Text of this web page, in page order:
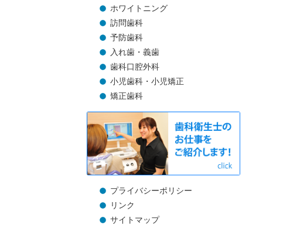
ホワイトニング
訪問歯科
予防歯科
入れ歯・義歯
歯科口腔外科
小児歯科・小児矯正
矯正歯科
プライバシーポリシー
リンク
サイトマップ